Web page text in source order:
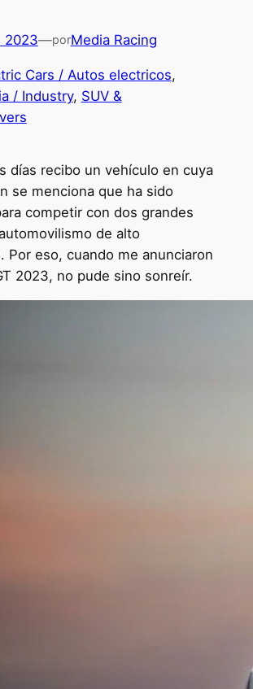
2023—porMedia Racing
Cars / Autos electricos
/ Industry, SUV &
días recibo un vehículo en cuya
se menciona que ha sido
competir con dos grandes
de alto
Por eso, cuando me anunciaron
2023, no pude sino sonreír.